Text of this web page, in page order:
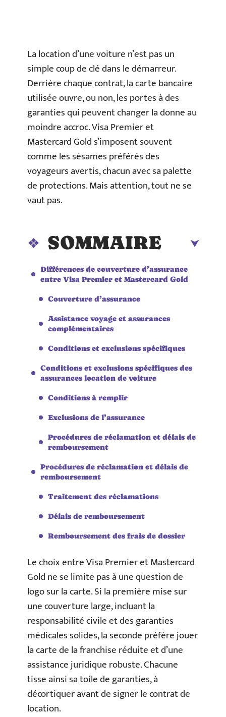
La location d’une voiture n’est pas un
simple coup de clé dans le démarreur.
Derrière chaque contrat, la carte bancaire
utilisée ouvre, ou non, les portes à des
garanties qui peuvent changer la donne au
moindre accroc. Visa Premier et
Mastercard Gold s’imposent souvent
comme les sésames préférés des
voyageurs avertis, chacun avec sa palette
de protections. Mais attention, tout ne se
vaut pas.
SOMMAIRE
Différences de couverture d’assurance
entre Visa Premier et Mastercard Gold
Couverture d’assurance
Assistance voyage et assurances
complémentaires
Conditions et exclusions spécifiques
Conditions et exclusions spécifiques des
assurances location de voiture
Conditions à remplir
Exclusions de l’assurance
Procédures de réclamation et délais de
remboursement
Procédures de réclamation et délais de
remboursement
Traitement des réclamations
Délais de remboursement
Remboursement des frais de dossier
Le choix entre Visa Premier et Mastercard
Gold ne se limite pas à une question de
logo sur la carte. Si la première mise sur
une couverture large, incluant la
responsabilité civile et des garanties
médicales solides, la seconde préfère jouer
la carte de la franchise réduite et d’une
assistance juridique robuste. Chacune
tisse ainsi sa toile de garanties, à
décortiquer avant de signer le contrat de
location.